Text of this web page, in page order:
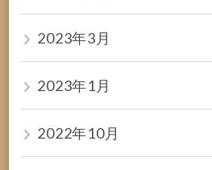
2023年3月
2023年1月
2022年10月